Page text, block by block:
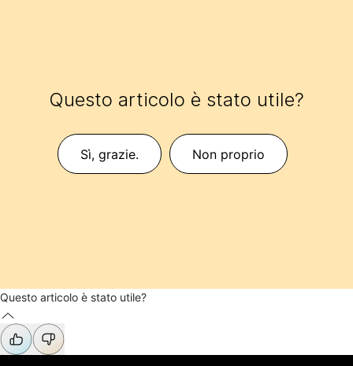
Questo articolo è stato utile?
Sì, grazie. Non proprio
Questo articolo è stato utile?